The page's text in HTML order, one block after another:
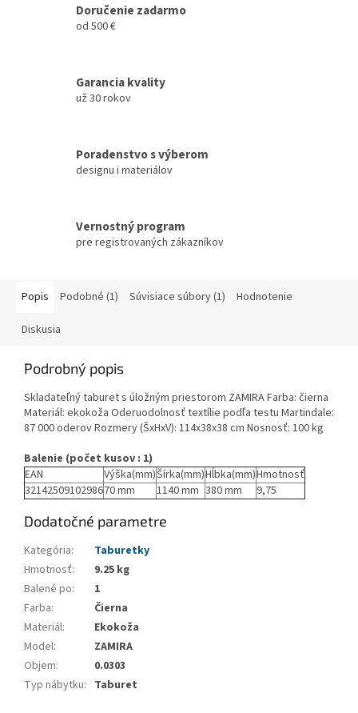
Doručenie zadarmo
od 500 €
Garancia kvality
už 30 rokov
Poradenstvo s výberom
designu i materiálov
Vernostný program
pre registrovaných zákazníkov
Popis Podobné (1) Súvisiace súbory (1) Hodnotenie
Diskusia
Podrobný popis
Skladateľný taburet s úložným priestorom ZAMIRA Farba: čierna
Materiál: ekokoža Oderuodolnosť textílie podľa testu Martindale:
87 000 oderov Rozmery (ŠxHxV): 114x38x38 cm Nosnosť: 100 kg
Balenie (počet kusov : 1)
EAN
Výška(mm)Šírka(mm)Hĺbka(mm)Hmotnosť
3214250910298670 mm 1140 mm 380 mm 9,75
Dodatočné parametre
Kategória:
Taburetky
Hmotnosť:
9.25 kg
Balené po:
1
Farba:
Čierna
Materiál:
Ekokoža
Model:
ZAMIRA
Objem:
0.0303
Typ nábytku: Taburet